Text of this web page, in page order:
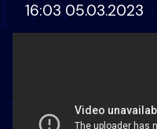
16:03 05.03.2023